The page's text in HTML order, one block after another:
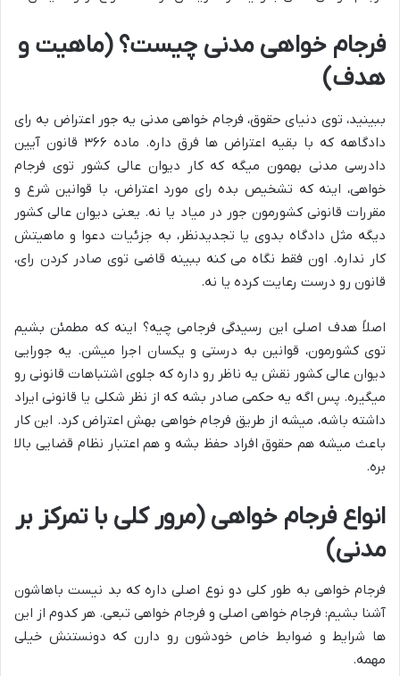
فرجام خواهی مدنی چیست؟ (ماهیت و
هدف)
ببینید، توی دنیای حقوق، فرجام خواهی مدنی یه جور اعتراض به رای
دادگاهه که با بقیه اعتراض ها فرق داره. ماده ۳۶۶ قانون آیین
دادرسی مدنی بهمون میگه که کار دیوان عالی کشور توی فرجام
خواهی، اینه که تشخیص بده رای مورد اعتراض، با قوانین شرع و
مقررات قانونی کشورمون جور در میاد یا نه. یعنی دیوان عالی کشور
دیگه مثل دادگاه بدوی یا تجدیدنظر، به جزئیات دعوا و ماهیتش
کار نداره. اون فقط نگاه می کنه ببینه قاضی توی صادر کردن رای،
قانون رو درست رعایت کرده یا نه.
اصلاً هدف اصلی این رسیدگی فرجامی چیه؟ اینه که مطمئن بشیم
توی کشورمون، قوانین به درستی و یکسان اجرا میشن. یه جورایی
دیوان عالی کشور نقش یه ناظر رو داره که جلوی اشتباهات قانونی رو
میگیره. پس اگه یه حکمی صادر بشه که از نظر شکلی یا قانونی ایراد
داشته باشه، میشه از طریق فرجام خواهی بهش اعتراض کرد. این کار
باعث میشه هم حقوق افراد حفظ بشه و هم اعتبار نظام قضایی بالا
بره.
انواع فرجام خواهی (مرور کلی با تمرکز بر
مدنی)
فرجام خواهی به طور کلی دو نوع اصلی داره که بد نیست باهاشون
آشنا بشیم: فرجام خواهی اصلی و فرجام خواهی تبعی. هر کدوم از این
ها شرایط و ضوابط خاص خودشون رو دارن که دونستنش خیلی
مهمه.